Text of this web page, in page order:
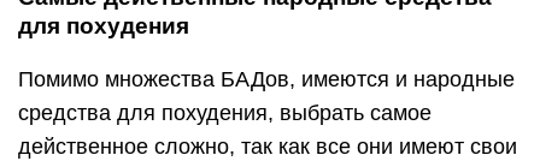
для похудения
Помимо множества БАДов, имеются и народные
средства для похудения, выбрать самое
действенное сложно, так как все они имеют свои